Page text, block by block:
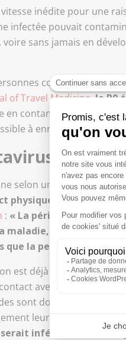
inédite pour une
infectée pouvait
sans jamais en
contaminées par
of Travel Medicine,le R0
en contaminait plusieurs
à enrayer sans
est
selon une logique
physique étroit et
: « La période où le
lors de la
la personne n'est
est déjà malade et
avec un malade, le
sont donc hospitalisés
leur entourage.
inférieur à 1
. Cela